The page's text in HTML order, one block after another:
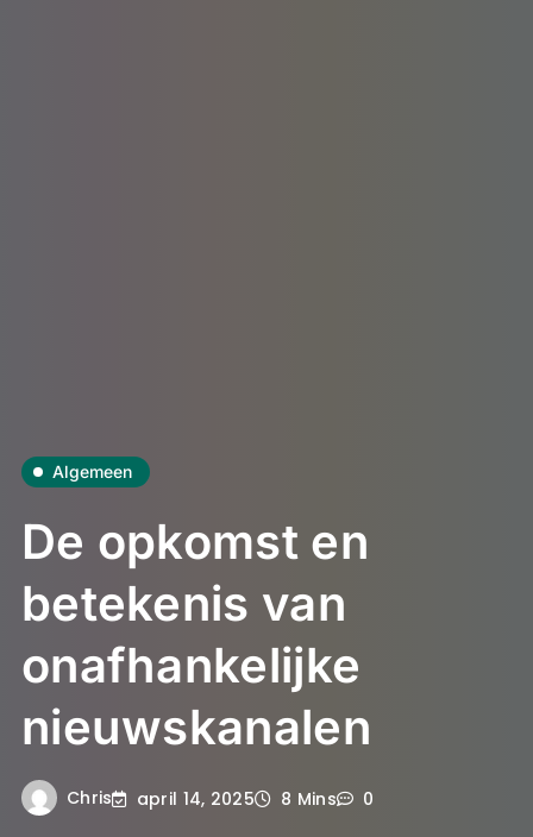
Algemeen
De opkomst en
betekenis van
onafhankelijke
nieuwskanalen
Chris april 14, 2025 8 Mins 0